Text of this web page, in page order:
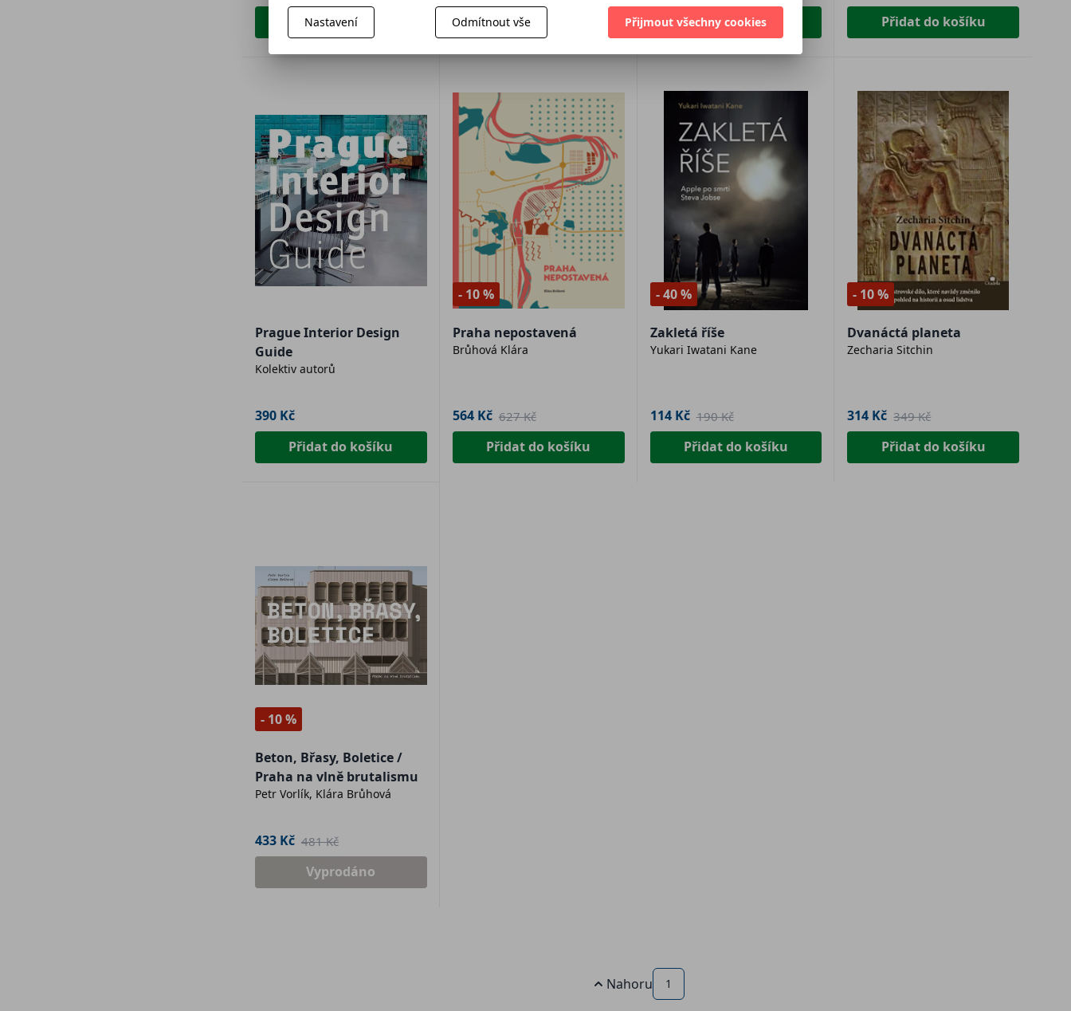
Přidat do košíku Přidat do košíku Přidat do košíku Přidat do košíku
Prague Interior Design
Guide
Kolektiv autorů
390 Kč
Přidat do košíku
- 10 %
Praha nepostavená
Brůhová Klára
564 Kč 627 Kč
Přidat do košíku
- 40 %
Zakletá říše
Yukari Iwatani Kane
114 Kč 190 Kč
Přidat do košíku
- 10 %
Dvanáctá planeta
Zecharia Sitchin
314 Kč 349 Kč
Přidat do košíku
- 10 %
Beton, Břasy, Boletice /
Praha na vlně brutalismu
Petr Vorlík, Klára Brůhová
433 Kč 481 Kč
Vyprodáno
Nahoru 1
Nastavení Odmítnout vše Přijmout všechny cookies